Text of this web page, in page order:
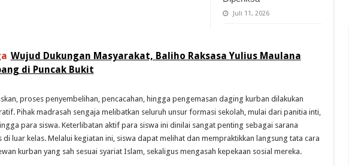
Juli 11, 2026
Wujud Dukungan Masyarakat, Baliho Raksasa Yulius Maulana
di Puncak Bukit
proses penyembelihan, pencacahan, hingga pengemasan daging kurban dilakukan
Pihak madrasah sengaja melibatkan seluruh unsur formasi sekolah, mulai dari panitia inti,
para siswa. Keterlibatan aktif para siswa ini dinilai sangat penting sebagai sarana
di luar kelas. Melalui kegiatan ini, siswa dapat melihat dan mempraktikkan langsung tata cara
kurban yang sah sesuai syariat Islam, sekaligus mengasah kepekaan sosial mereka.